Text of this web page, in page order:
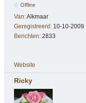
Offline
Van:Alkmaar
Geregistreerd: 10-10-2009
Berichten: 2833
Website
Ricky